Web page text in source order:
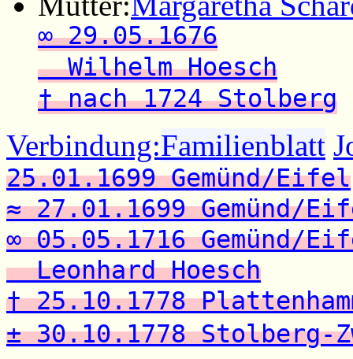
∞ 29.05.1676
Wilhelm Hoesch
† nach 1724 Stolberg
Verbindung:Familienblatt
25.01.1699 Gemünd/Eifel
≈ 27.01.1699 Gemünd/
∞ 05.05.1716 Gemünd/
Leonhard Hoesch
† 25.10.1778
± 30.10.1778 Stolberg-